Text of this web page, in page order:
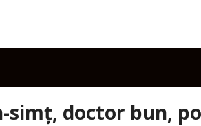
simț, doctor bun,